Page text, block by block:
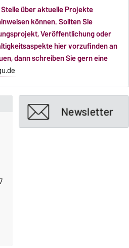
über aktuelle Projekte
können. Sollten Sie
Veröffentlichung oder
hier vorzufinden an
dann schreiben Sie gern eine